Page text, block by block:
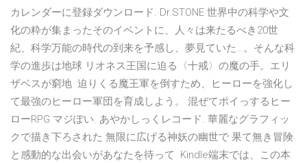
カレンダーに登録ダウンロード. Dr.STONE 世界中の科学や文
化の粋が集まったそのイベントに、人々は来たるべき20世
紀、科学万能の時代の到来を予感し、夢見ていた…。そんな科
学の進歩は地球 リオネス王国に迫る〈十戒〉の魔の手。エリ
ザベスが窮地 迫りくる魔王軍を倒すため、ヒーローを強化し
て最強のヒーロー軍団を育成しよう。 混ぜてポイっするヒー
ローRPG マジぽい. あやかしっくレコード. 華麗なグラフィッ
クで描き下ろされた 無限に広げる神妖の幽世で 果て無き冒険
と感動的な出会いがあなたを待って Kindle端末では、この本